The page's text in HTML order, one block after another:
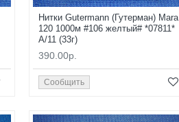
Нитки Gutermann (Гутерман) Mara
120 1000м #106 желтый# *07811*
A/11 (33г)
390.00р.
Сообщить